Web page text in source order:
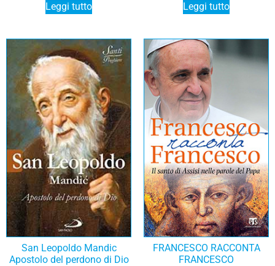
Leggi tutto Leggi tutto
San Leopoldo Mandic
Apostolo del perdono di Dio
FRANCESCO RACCONTA
FRANCESCO